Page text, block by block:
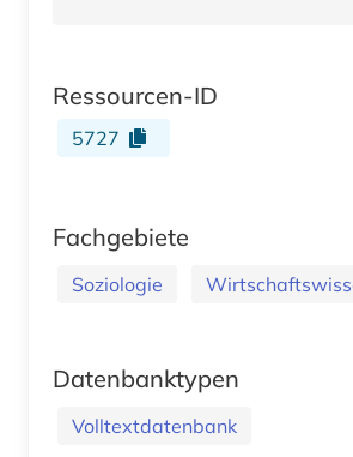
Ressourcen-ID
5727
Fachgebiete
Soziologie
Datenbanktypen
Volltextdatenbank